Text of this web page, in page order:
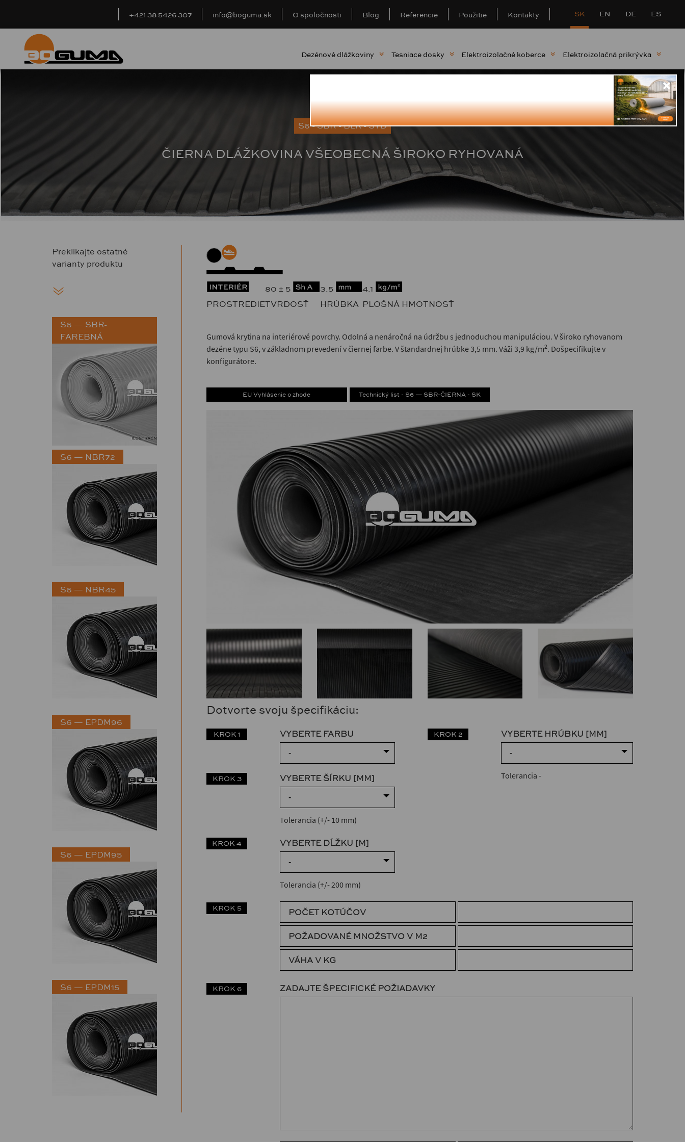
+421 38 5426 307 info@boguma.sk O spoločnosti Blog Referencie Použitie Kontakty SK EN DE ES
Dezénové dlážkoviny Tesniace dosky Elektroizolačné koberce Elektroizolačná prikrývka
S6 - SBR - BLK - STD
ČIERNA DLÁŽKOVINA VŠEOBECNÁ ŠIROKO RYHOVANÁ
Preklikajte ostatné
varianty produktu
S6 — SBR-
FAREBNÁ
S6 — NBR72
S6 — NBR45
S6 — EPDM96
S6 — EPDM95
S6 — EPDM15
PROSTREDIE
80 ± 5
TVRDOSŤ
3.5
HRÚBKA
4.1
PLOŠNÁ HMOTNOSŤ
Gumová krytina na interiérové povrchy. Odolná a nenáročná na údržbu s jednoduchou manipuláciou. V široko ryhovanom
dezéne typu S6, v základnom prevedení v čiernej farbe. V štandardnej hrúbke 3,5 mm. Váži 3,9 kg/m2. Došpecifikujte v
konfigurátore.
EU Vyhlásenie o zhode Technický list - S6 — SBR-ČIERNA - SK
Dotvorte svoju špecifikáciu:
KROK 1 VYBERTE FARBU
-
KROK 3 VYBERTE ŠÍRKU [MM]
-
Tolerancia (+/- 10 mm)
KROK 2 VYBERTE HRÚBKU [MM]
-
Tolerancia -
KROK 4 VYBERTE DĹŽKU [M]
-
Tolerancia (+/- 200 mm)
KROK 5 POČET KOTÚČOV
POŽADOVANÉ MNOŽSTVO V M2
VÁHA V KG
KROK 6 ZADAJTE ŠPECIFICKÉ POŽIADAVKY